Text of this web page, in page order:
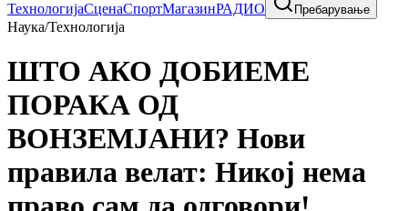
ТехнологијаСценаСпортМагазинРАДИО Пребарување
Наука/Технологија
ШТО АКО ДОБИЕМЕ
ПОРАКА ОД
ВОНЗЕМЈАНИ? Нови
правила велат: Никој нема